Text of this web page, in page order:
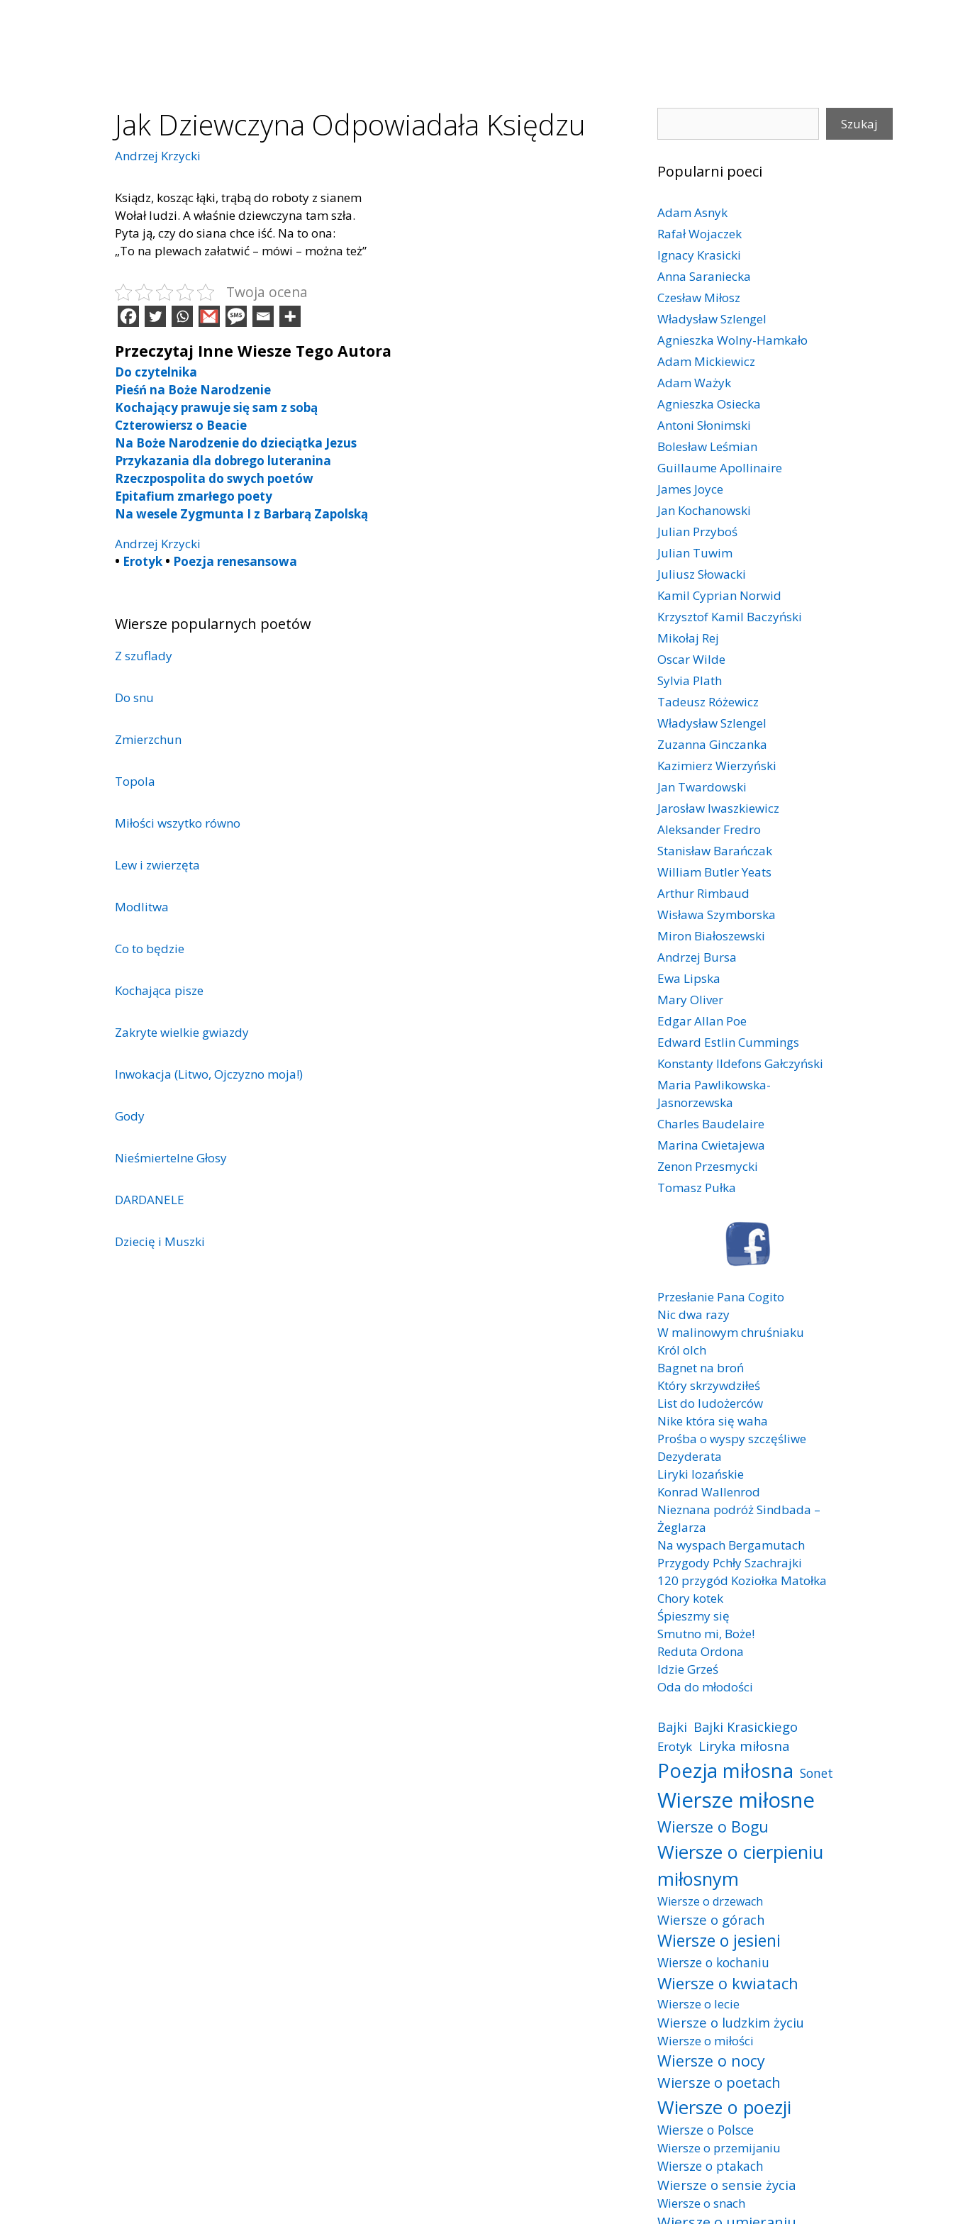
Jak Dziewczyna Odpowiadała Księdzu
Andrzej Krzycki
Ksiądz, kosząc łąki, trąbą do roboty z sianem
Wołał ludzi. A właśnie dziewczyna tam szła.
Pyta ją, czy do siana chce iść. Na to ona:
„To na plewach załatwić – mówi – można też”
Twoja ocena
Przeczytaj Inne Wiesze Tego Autora
Do czytelnika
Pieśń na Boże Narodzenie
Kochający prawuje się sam z sobą
Czterowiersz o Beacie
Na Boże Narodzenie do dzieciątka Jezus
Przykazania dla dobrego luteranina
Rzeczpospolita do swych poetów
Epitafium zmarłego poety
Na wesele Zygmunta I z Barbarą Zapolską
Andrzej Krzycki
• Erotyk • Poezja renesansowa
Wiersze popularnych poetów
Z szuflady
Do snu
Zmierzchun
Topola
Miłości wszytko równo
Lew i zwierzęta
Modlitwa
Co to będzie
Kochająca pisze
Zakryte wielkie gwiazdy
Inwokacja (Litwo, Ojczyzno moja!)
Gody
Nieśmiertelne Głosy
DARDANELE
Dziecię i Muszki
Szukaj
Popularni poeci
Adam Asnyk
Rafał Wojaczek
Ignacy Krasicki
Anna Saraniecka
Czesław Miłosz
Władysław Szlengel
Agnieszka Wolny-Hamkało
Adam Mickiewicz
Adam Ważyk
Agnieszka Osiecka
Antoni Słonimski
Bolesław Leśmian
Guillaume Apollinaire
James Joyce
Jan Kochanowski
Julian Przyboś
Julian Tuwim
Juliusz Słowacki
Kamil Cyprian Norwid
Krzysztof Kamil Baczyński
Mikołaj Rej
Oscar Wilde
Sylvia Plath
Tadeusz Różewicz
Władysław Szlengel
Zuzanna Ginczanka
Kazimierz Wierzyński
Jan Twardowski
Jarosław Iwaszkiewicz
Aleksander Fredro
Stanisław Barańczak
William Butler Yeats
Arthur Rimbaud
Wisława Szymborska
Miron Białoszewski
Andrzej Bursa
Ewa Lipska
Mary Oliver
Edgar Allan Poe
Edward Estlin Cummings
Konstanty Ildefons Gałczyński
Maria Pawlikowska-
Jasnorzewska
Charles Baudelaire
Marina Cwietajewa
Zenon Przesmycki
Tomasz Pułka
Przesłanie Pana Cogito
Nic dwa razy
W malinowym chruśniaku
Król olch
Bagnet na broń
Który skrzywdziłeś
List do ludożerców
Nike która się waha
Prośba o wyspy szczęśliwe
Dezyderata
Liryki lozańskie
Konrad Wallenrod
Nieznana podróż Sindbada –
Żeglarza
Na wyspach Bergamutach
Przygody Pchły Szachrajki
120 przygód Koziołka Matołka
Chory kotek
Śpieszmy się
Smutno mi, Boże!
Reduta Ordona
Idzie Grześ
Oda do młodości
Bajki Bajki Krasickiego
Erotyk Liryka miłosna
Poezja miłosna Sonet
Wiersze miłosne
Wiersze o Bogu
Wiersze o cierpieniu
miłosnym
Wiersze o drzewach
Wiersze o górach
Wiersze o jesieni
Wiersze o kochaniu
Wiersze o kwiatach
Wiersze o lecie
Wiersze o ludzkim życiu
Wiersze o miłości
Wiersze o nocy
Wiersze o poetach
Wiersze o poezji
Wiersze o Polsce
Wiersze o przemijaniu
Wiersze o ptakach
Wiersze o sensie życia
Wiersze o snach